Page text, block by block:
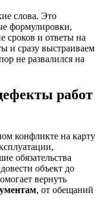
слова. Это
формулировки,
сроков и ответы на
и сразу выстраиваем
не развалился на
работ
конфликте на карту
обязательства
объект до
вернуть
, от обещаний